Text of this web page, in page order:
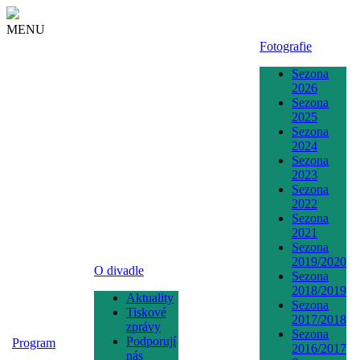
MENU
Program
O divadle
Aktuality
Tiskové
zprávy
Podporují
nás
Fotografie
Sezona
2026
Sezona
2025
Sezona
2024
Sezona
2023
Sezona
2022
Sezona
2021
Sezona
2019/2020
Sezona
2018/2019
Sezona
2017/2018
Sezona
2016/2017